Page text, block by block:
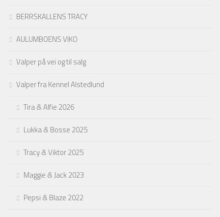
BERRSKALLENS TRACY
AULUMBOENS VIKO
Valper på vei og til salg
Valper fra Kennel Alstedlund
Tira & Alfie 2026
Lukka & Bosse 2025
Tracy & Viktor 2025
Maggie & Jack 2023
Pepsi & Blaze 2022